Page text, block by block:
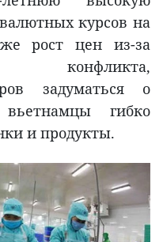
курсов на
рост цен из-за
конфликта,
задуматься о
гибко
и продукты.